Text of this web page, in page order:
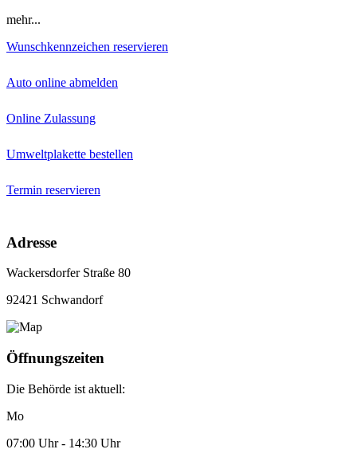
mehr...
Wunschkennzeichen reservieren
Auto online abmelden
Online Zulassung
Umweltplakette bestellen
Termin reservieren
Adresse
Wackersdorfer Straße 80
92421 Schwandorf
Öffnungszeiten
Die Behörde ist aktuell:
Mo
07:00 Uhr - 14:30 Uhr